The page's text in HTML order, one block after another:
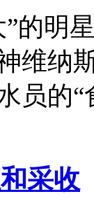
的明
维纳
员的
采收